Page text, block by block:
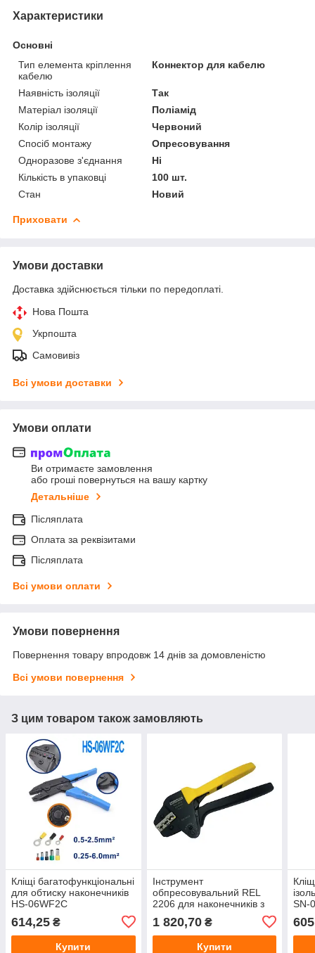
Характеристики
Основні
Тип елемента кріплення
кабелю
Коннектор для кабелю
Наявність ізоляції
Так
Матеріал ізоляції
Поліамід
Колір ізоляції
Червоний
Спосіб монтажу
Опресовування
Одноразове з'єднання
Ні
Кількість в упаковці
100 шт.
Стан
Новий
Приховати
Умови доставки
Доставка здійснюється тільки по передоплаті.
Нова Пошта
Укрпошта
Самовивіз
Всі умови доставки
Умови оплати
Ви отримаєте замовлення
або гроші повернуться на вашу картку
Детальніше
Післяплата
Оплата за реквізитами
Післяплата
Всі умови оплати
Умови повернення
Повернення товару впродовж 14 днів за домовленістю
Всі умови повернення
З цим товаром також замовляють
Кліщі багатофункціональні
для обтиску наконечників
HS-06WF2C
614,25 ₴
Купити
Інструмент
обпресовувальний REL
2206 для наконечників з
1 820,70₴
Купити
SN-